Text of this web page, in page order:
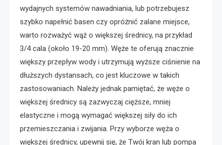
wydajnych systemów nawadniania, lub potrzebujesz
szybko napełnić basen czy opróżnić zalane miejsce,
warto rozważyć wąż o większej średnicy, na przykład
3/4 cala (około 19-20 mm). Węże te oferują znacznie
większy przepływ wody i utrzymują wyższe ciśnienie na
dłuższych dystansach, co jest kluczowe w takich
zastosowaniach. Należy jednak pamiętać, że węże o
większej średnicy są zazwyczaj cięższe, mniej
elastyczne i mogą wymagać większej siły do ich
przemieszczania i zwijania. Przy wyborze węża o
większej średnicy, upewnij się, że Twój kran lub pompa